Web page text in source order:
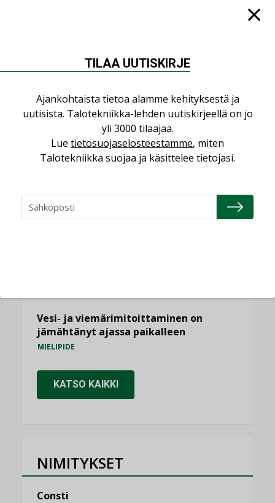
Puheista tekoihin – uusin teknologia
käyttöön kiinteistöissä
KOLUMNI
Yli miljoona kotia on vailla toimivaa
ilmanvaihtoa
Vesi- ja viemärimitoittaminen on
jämähtänyt ajassa paikalleen
MIELIPIDE
KATSO KAIKKI
NIMITYKSET
Consti
TILAA UUTISKIRJE
Ajankohtaista tietoa alamme kehityksestä ja
uutisista. Talotekniikka-lehden uutiskirjeellä on jo
yli 3000 tilaajaa.
Lue tietosuojaselosteestamme, miten
Talotekniikka suojaa ja käsittelee tietojasi.